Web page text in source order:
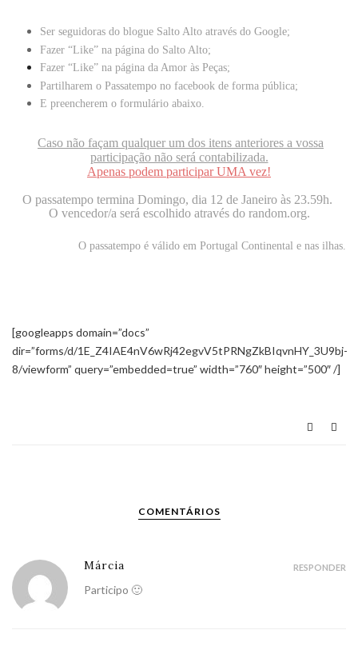
Ser seguidoras do blogue Salto Alto através do Google;
Fazer “Like” na página do Salto Alto;
Fazer “Like” na página da Amor às Peças;
Partilharem o Passatempo no facebook de forma pública;
E preencherem o formulário abaixo.
Caso não façam qualquer um dos itens anteriores a vossa
participação não será contabilizada.
Apenas podem participar UMA vez!
O passatempo termina Domingo, dia 12 de Janeiro às 23.59h.
O vencedor/a será escolhido através do random.org.
O passatempo é válido em Portugal Continental e nas ilhas.
[googleapps domain=”docs”
dir=”forms/d/1E_Z4IAE4nV6wRj42egvV5tPRNgZkBIqvnHY_3U9bj-
8/viewform” query=”embedded=true” width=”760″ height=”500″ /]
COMENTÁRIOS
Márcia
Participo 🙂
RESPONDER